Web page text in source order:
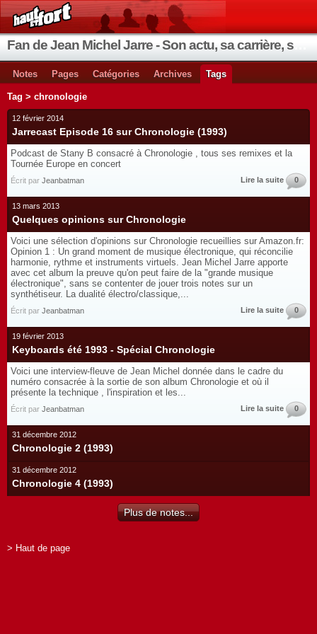
Notes Pages Catégories Archives Tags
Tag > chronologie
12 février 2014
Jarrecast Episode 16 sur Chronologie (1993)
Podcast de Stany B consacré à Chronologie , tous ses remixes et la
Tournée Europe en concert
Écrit par Jeanbatman Lire la suite 0
13 mars 2013
Quelques opinions sur Chronologie
Voici une sélection d'opinions sur Chronologie recueillies sur Amazon.fr:
Opinion 1 : Un grand moment de musique électronique, qui réconcilie
harmonie, rythme et instruments virtuels. Jean Michel Jarre apporte
avec cet album la preuve qu'on peut faire de la "grande musique
électronique", sans se contenter de jouer trois notes sur un
synthétiseur. La dualité électro/classique,...
Écrit par Jeanbatman Lire la suite 0
19 février 2013
Keyboards été 1993 - Spécial Chronologie
Voici une interview-fleuve de Jean Michel donnée dans le cadre du
numéro consacrée à la sortie de son album Chronologie et où il
présente la technique , l'inspiration et les...
Écrit par Jeanbatman Lire la suite 0
31 décembre 2012
Chronologie 2 (1993)
31 décembre 2012
Chronologie 4 (1993)
Plus de notes...
> Haut de page